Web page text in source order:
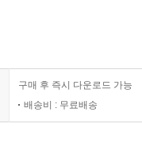
구매 후 즉시 다운로드 가능
배송비 : 무료배송